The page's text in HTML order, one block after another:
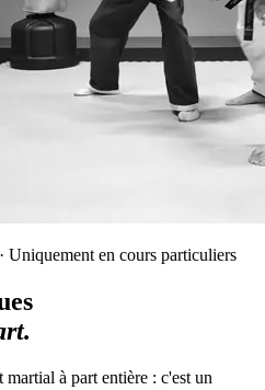
Uniquement en cours particuliers
à part entière : c'est un